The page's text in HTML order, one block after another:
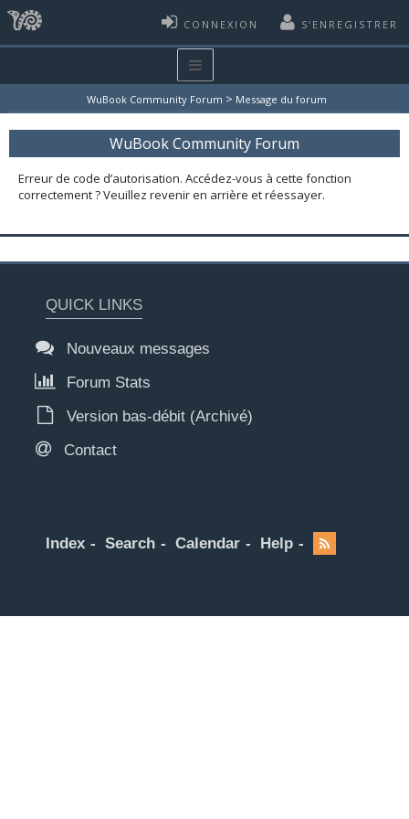
CONNEXION S’ENREGISTRER
WuBook Community Forum > Message du forum
WuBook Community Forum
Erreur de code d’autorisation. Accédez-vous à cette fonction
correctement ? Veuillez revenir en arrière et réessayer.
QUICK LINKS
Nouveaux messages
Forum Stats
Version bas-débit (Archivé)
Contact
Index Search Calendar Help